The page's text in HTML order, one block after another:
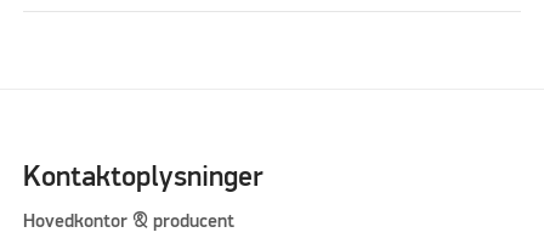
Kontaktoplysninger
Hovedkontor & producent